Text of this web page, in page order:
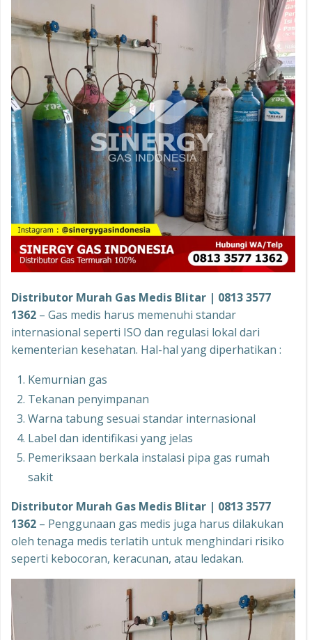
Distributor Murah Gas Medis Blitar | 0813 3577
1362 – Gas medis harus memenuhi standar
internasional seperti ISO dan regulasi lokal dari
kementerian kesehatan. Hal-hal yang diperhatikan :
Kemurnian gas
Tekanan penyimpanan
Warna tabung sesuai standar internasional
Label dan identifikasi yang jelas
Pemeriksaan berkala instalasi pipa gas rumah
sakit
Distributor Murah Gas Medis Blitar | 0813 3577
1362 – Penggunaan gas medis juga harus dilakukan
oleh tenaga medis terlatih untuk menghindari risiko
seperti kebocoran, keracunan, atau ledakan.